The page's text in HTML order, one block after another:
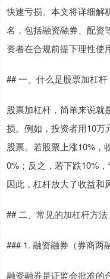
快速亏损。本文将详细解
名，包括融资融券、配资
资者在合规前提下理性使
## 一、什么是股票加杠杆
股票加杠杆，简单来说就
损。例如，投资者用10万
股票。若股票上涨10%，
0%；反之，若下跌10%，
因此，杠杆放大了收益和
## 二、常见的加杠杆方法
### 1. 融资融券（券商两
融资融券是证监会批准的